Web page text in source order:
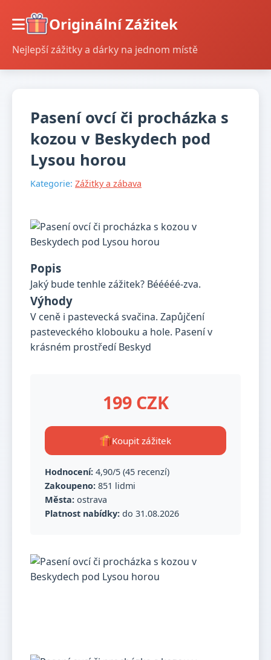
Originální Zážitek
Nejlepší zážitky a dárky na jednom místě
Pasení ovcí či procházka s
kozou v Beskydech pod
Lysou horou
Kategorie: Zážitky a zábava
Popis
Jaký bude tenhle zážitek? Bééééé-zva.
Výhody
V ceně i pastevecká svačina. Zapůjčení
pasteveckého klobouku a hole. Pasení v
krásném prostředí Beskyd
199 CZK
Koupit zážitek
Hodnocení: 4,90/5 (45 recenzí)
Zakoupeno: 851 lidmi
Města: ostrava
Platnost nabídky: do 31.08.2026